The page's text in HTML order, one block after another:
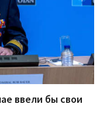
ввели бы свои